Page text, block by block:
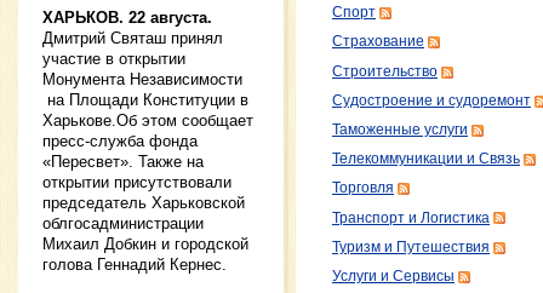
ХАРЬКОВ. 22 августа.
Дмитрий Святаш принял
участие в открытии
Монумента Независимости
на Площади Конституции в
Харькове.Об этом сообщает
пресс-служба фонда
«Пересвет». Также на
открытии присутствовали
председатель Харьковской
облгосадминистрации
Михаил Добкин и городской
голова Геннадий Кернес.
Спорт
Страхование
Строительство
Судостроение и судоремонт
Таможенные услуги
Телекоммуникации и Связь
Торговля
Транспорт и Логистика
Туризм и Путешествия
Услуги и Сервисы